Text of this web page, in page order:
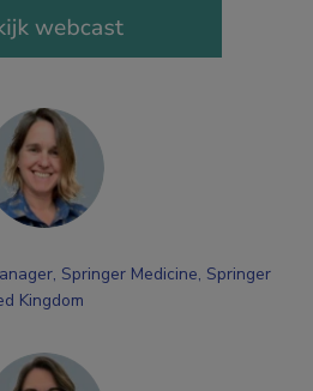
Springer Medicine, Springer
Kingdom